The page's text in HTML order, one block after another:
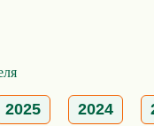
2025 2024